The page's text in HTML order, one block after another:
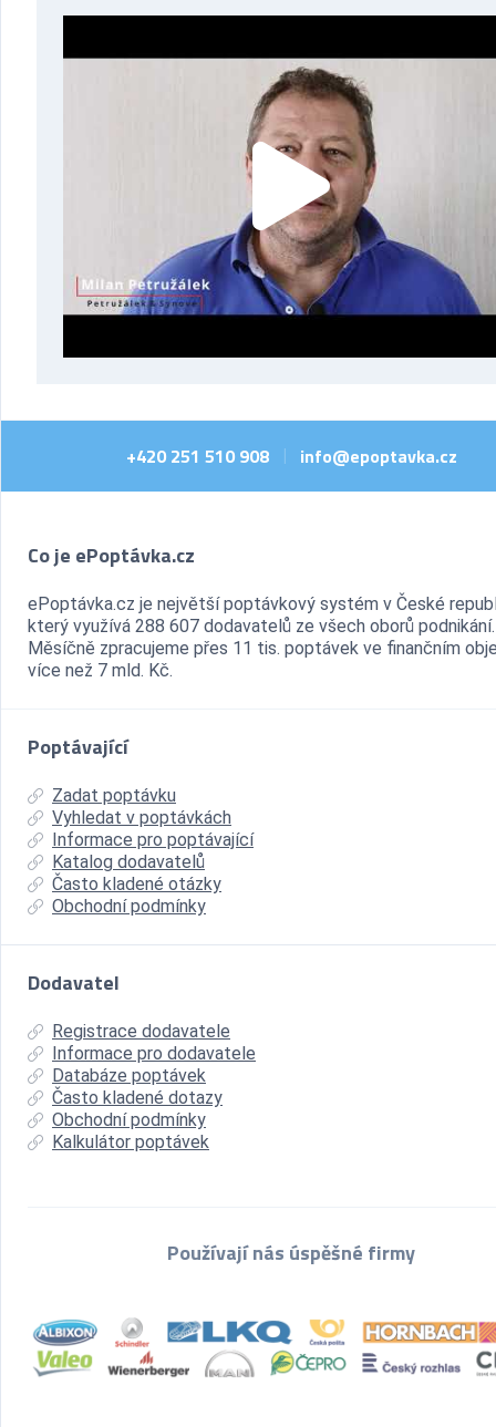
+420 251 510 908 info@epoptavka.cz
Co je ePoptávka.cz
ePoptávka.cz je největší poptávkový systém v České
který využívá 288 607 dodavatelů ze všech oborů podnikání.
Měsíčně zpracujeme přes 11 tis. poptávek ve finančním
více než 7 mld. Kč.
Poptávající
Zadat poptávku
Vyhledat v poptávkách
Informace pro poptávající
Katalog dodavatelů
Často kladené otázky
Obchodní podmínky
Dodavatel
Registrace dodavatele
Informace pro dodavatele
Databáze poptávek
Často kladené dotazy
Obchodní podmínky
Kalkulátor poptávek
Používají nás úspěšné firmy